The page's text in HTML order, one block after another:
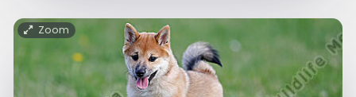
Zoom